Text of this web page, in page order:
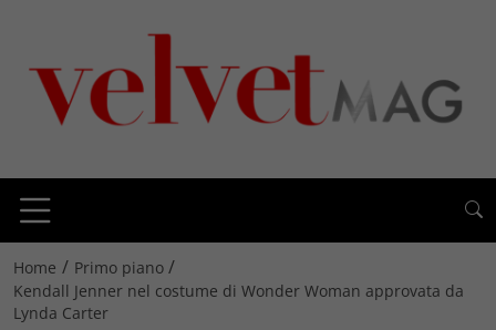
Home / Primo piano /
Kendall Jenner nel costume di Wonder Woman approvata da
Lynda Carter